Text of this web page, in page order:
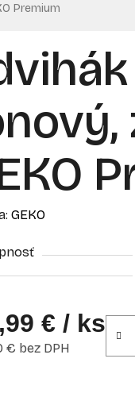
Premium
GEKO
€ / ks
€ bez DPH